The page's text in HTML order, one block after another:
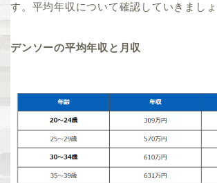
す。平均年収について確認していきましょ
デンソーの平均年収と月収